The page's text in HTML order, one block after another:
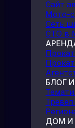
Сайт
Мото-
Сеть
СТО в
БЛОГ
ДОМ И